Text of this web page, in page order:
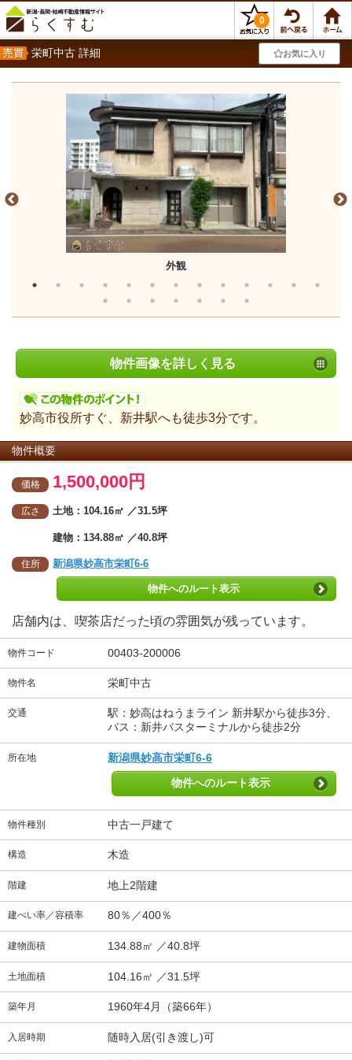
0
栄町中古 詳細 お気に入り
外観
物件画像を詳しく見る
妙高市役所すぐ、新井駅へも徒歩3分です。
物件概要
価格 1,500,000円
広さ 土地：104.16㎡ ／31.5坪
建物：134.88㎡ ／40.8坪
住所 新潟県妙高市栄町6-6
物件へのルート表示
店舗内は、喫茶店だった頃の雰囲気が残っています。
物件コード 00403-200006
物件名 栄町中古
交通
駅：妙高はねうまライン 新井駅から徒歩3分、
バス：新井バスターミナルから徒歩2分
所在地 新潟県妙高市栄町6-6
物件へのルート表示
物件種別 中古一戸建て
構造 木造
階建 地上2階建
建ぺい率／容積率 80％／400％
建物面積 134.88㎡ ／40.8坪
土地面積 104.16㎡ ／31.5坪
築年月 1960年4月（築66年）
入居時期 随時入居(引き渡し)可